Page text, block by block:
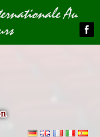
Au